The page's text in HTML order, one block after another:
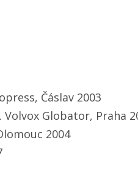
Čáslav 2003
Volvox Globator, Praha
2004